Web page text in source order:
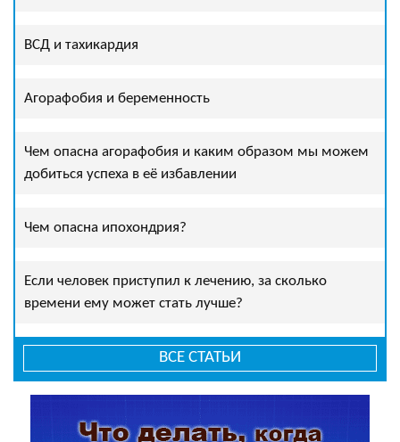
ВСД и тахикардия
Агорафобия и беременность
Чем опасна агорафобия и каким образом мы можем
добиться успеха в её избавлении
Чем опасна ипохондрия?
Если человек приступил к лечению, за сколько
времени ему может стать лучше?
ВСЕ СТАТЬИ